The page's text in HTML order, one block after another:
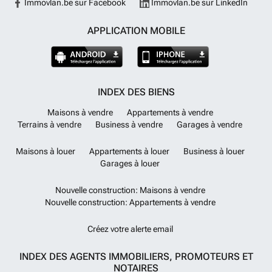
Immovlan.be sur Facebook Immovlan.be sur LinkedIn
APPLICATION MOBILE
INDEX DES BIENS
Maisons à vendre
Appartements à vendre
Terrains à vendre
Business à vendre Garages à vendre
Maisons à louer Appartements à louer
Business à louer
Garages à louer
Nouvelle construction: Maisons à vendre
Nouvelle construction: Appartements à vendre
Créez votre alerte email
INDEX DES AGENTS IMMOBILIERS, PROMOTEURS ET
NOTAIRES